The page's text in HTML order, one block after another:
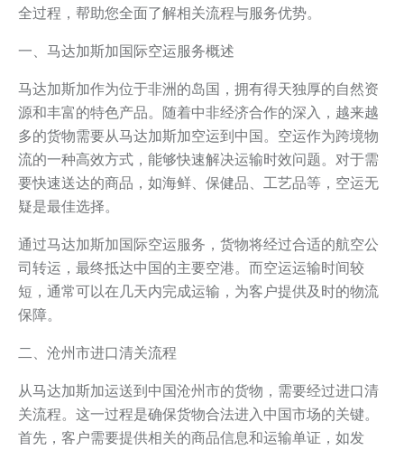
全过程，帮助您全面了解相关流程与服务优势。
一、马达加斯加国际空运服务概述
马达加斯加作为位于非洲的岛国，拥有得天独厚的自然资
源和丰富的特色产品。随着中非经济合作的深入，越来越
多的货物需要从马达加斯加空运到中国。空运作为跨境物
流的一种高效方式，能够快速解决运输时效问题。对于需
要快速送达的商品，如海鲜、保健品、工艺品等，空运无
疑是最佳选择。
通过马达加斯加国际空运服务，货物将经过合适的航空公
司转运，最终抵达中国的主要空港。而空运运输时间较
短，通常可以在几天内完成运输，为客户提供及时的物流
保障。
二、沧州市进口清关流程
从马达加斯加运送到中国沧州市的货物，需要经过进口清
关流程。这一过程是确保货物合法进入中国市场的关键。
首先，客户需要提供相关的商品信息和运输单证，如发